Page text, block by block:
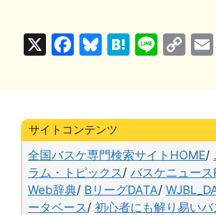
X
F
b
o
o
k
Bl
k
y
H
Li C
n
k
サイトコンテンツ
全国バスケ専門検索サイトHOME/
ラム・トピックス/ バスケニュース
Web辞典/ BリーグDATA/
ータベース/ 初心者にも解り易い